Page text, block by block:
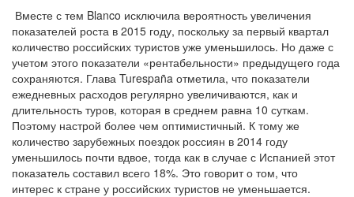
Вместе с тем Blanco исключила вероятность увеличения
показателей роста в 2015 году, поскольку за первый квартал
количество российских туристов уже уменьшилось. Но даже с
учетом этого показатели «рентабельности» предыдущего года
сохраняются. Глава Turespaña отметила, что показатели
ежедневных расходов регулярно увеличиваются, как и
длительность туров, которая в среднем равна 10 суткам.
Поэтому настрой более чем оптимистичный. К тому же
количество зарубежных поездок россиян в 2014 году
уменьшилось почти вдвое, тогда как в случае с Испанией этот
показатель составил всего 18%. Это говорит о том, что
интерес к стране у российских туристов не уменьшается.